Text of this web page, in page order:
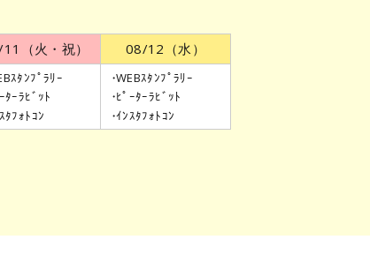
（火・祝） 08/12 （水）
ｽﾀﾝﾌﾟﾗﾘｰ
ﾀｰﾗﾋﾞｯﾄ
ﾀﾌｫﾄｺﾝ
WEBｽﾀﾝﾌﾟﾗﾘｰ
ﾋﾟｰﾀｰﾗﾋﾞｯﾄ
ｲﾝｽﾀﾌｫﾄｺﾝ